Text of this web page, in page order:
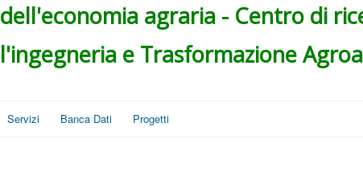
dell'economia agraria - Centro di
l'ingegneria e Trasformazione
Servizi Banca Dati Progetti